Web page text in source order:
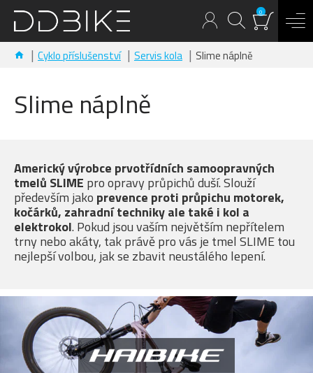
0
Cyklo příslušenství Servis kola Slime náplně
Slime náplně
Americký výrobce prvotřídních samoopravných
tmelů SLIME pro opravy průpichů duší. Slouží
především jako prevence proti průpichu motorek,
kočárků, zahradní techniky ale také i kol a
elektrokol. Pokud jsou vaším největším nepřítelem
trny nebo akáty, tak právě pro vás je tmel SLIME tou
nejlepší volbou, jak se zbavit neustálého lepení.